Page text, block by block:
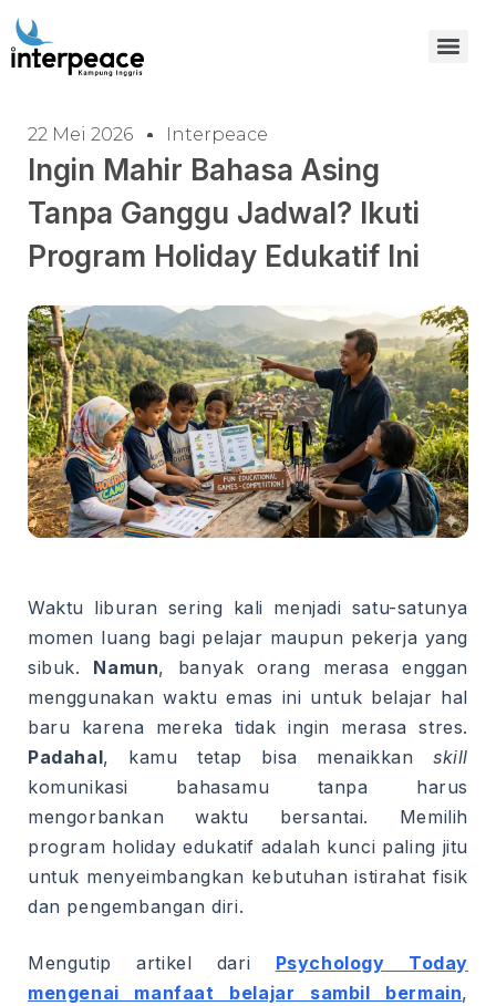
22 Mei 2026 Interpeace
Ingin Mahir Bahasa Asing
Tanpa Ganggu Jadwal? Ikuti
Program Holiday Edukatif Ini
Waktu liburan sering kali menjadi satu-satunya
momen luang bagi pelajar maupun pekerja yang
sibuk. Namun, banyak orang merasa enggan
menggunakan waktu emas ini untuk belajar hal
baru karena mereka tidak ingin merasa stres.
Padahal, kamu tetap bisa menaikkan skill
komunikasi bahasamu tanpa harus
mengorbankan waktu bersantai. Memilih
program holiday edukatif adalah kunci paling jitu
untuk menyeimbangkan kebutuhan istirahat fisik
dan pengembangan diri.
Mengutip artikel dari Psychology Today
mengenai manfaat belajar sambil bermain,